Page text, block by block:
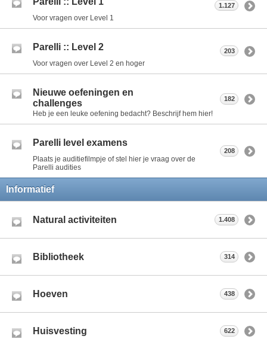
Voor vragen over Level 1
1.127
Parelli :: Level 2
Voor vragen over Level 2 en hoger
203
Nieuwe oefeningen en
challenges
Heb je een leuke oefening bedacht? Beschrijf hem hier!
182
Parelli level examens
Plaats je auditiefilmpje of stel hier je vraag over de
Parelli audities
208
Informatief
Natural activiteiten 1.408
Bibliotheek 314
Hoeven 438
Huisvesting 622